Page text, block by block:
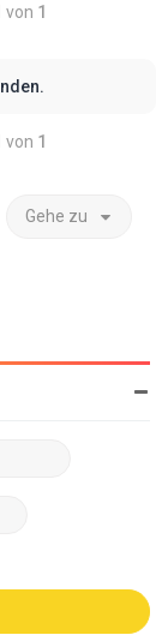
von 1
von 1
Gehe zu